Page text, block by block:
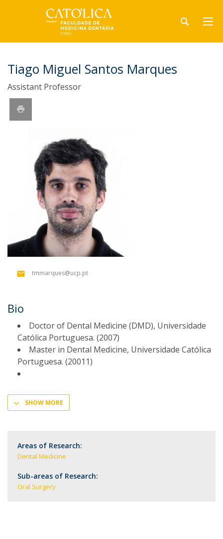
Tiago Miguel Santos Marques
Assistant Professor
tmmarques@ucp.pt
Bio
Doctor of Dental Medicine (DMD), Universidade
Católica Portuguesa. (2007)
Master in Dental Medicine, Universidade Católica
Portuguesa. (20011)
SHOW MORE
Areas of Research:
Dental Medicine
Sub-areas of Research:
Oral Surgery